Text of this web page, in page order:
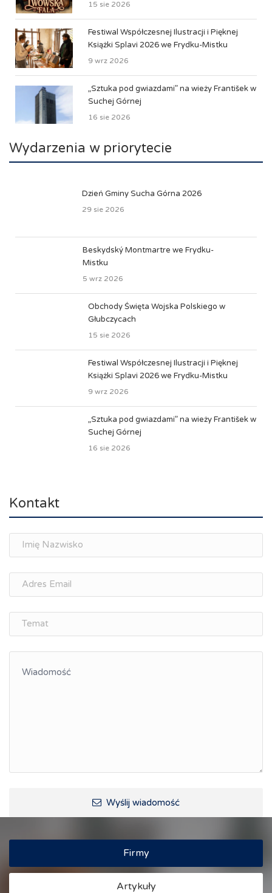
15 sie 2026
Festiwal Współczesnej Ilustracji i Pięknej
Książki Splavi 2026 we Frydku-Mistku
9 wrz 2026
„Sztuka pod gwiazdami” na wieży František w
Suchej Górnej
16 sie 2026
Wydarzenia w priorytecie
Dzień Gminy Sucha Górna 2026
29 sie 2026
Beskydský Montmartre we Frydku-
Mistku
5 wrz 2026
Obchody Święta Wojska Polskiego w
Głubczycach
15 sie 2026
Festiwal Współczesnej Ilustracji i Pięknej
Książki Splavi 2026 we Frydku-Mistku
9 wrz 2026
„Sztuka pod gwiazdami” na wieży František w
Suchej Górnej
16 sie 2026
Kontakt
Wyślij wiadomość
Firmy
Artykuły